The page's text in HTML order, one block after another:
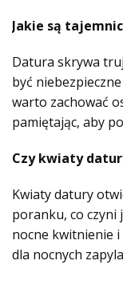
Jakie są
Datura skrywa
być
warto zachować
pamiętając, aby
Czy kwiaty
Kwiaty datury
poranku, co czyni
nocne kwitnienie
dla nocnych